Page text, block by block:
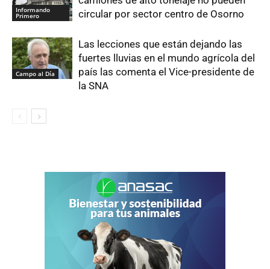
Informando
Primero
circular por sector centro de Osorno
Campo al Día
Las lecciones que están dejando las
fuertes lluvias en el mundo agrícola del
país las comenta el Vice-presidente de
la SNA